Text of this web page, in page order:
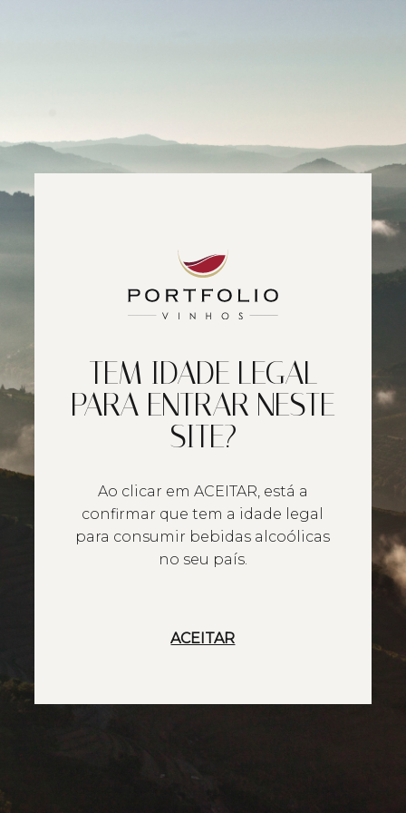
TEM IDADE LEGAL
PARA ENTRAR NESTE
SITE?
Ao clicar em ACEITAR, está a
confirmar que tem a idade legal
para consumir bebidas alcoólicas
no seu país.
ACEITAR